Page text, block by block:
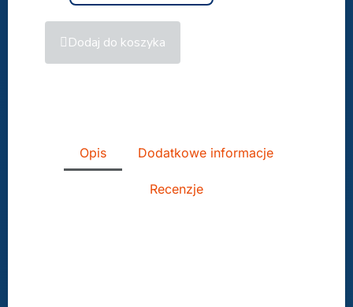
Dodaj do koszyka
Opis Dodatkowe informacje
Recenzje